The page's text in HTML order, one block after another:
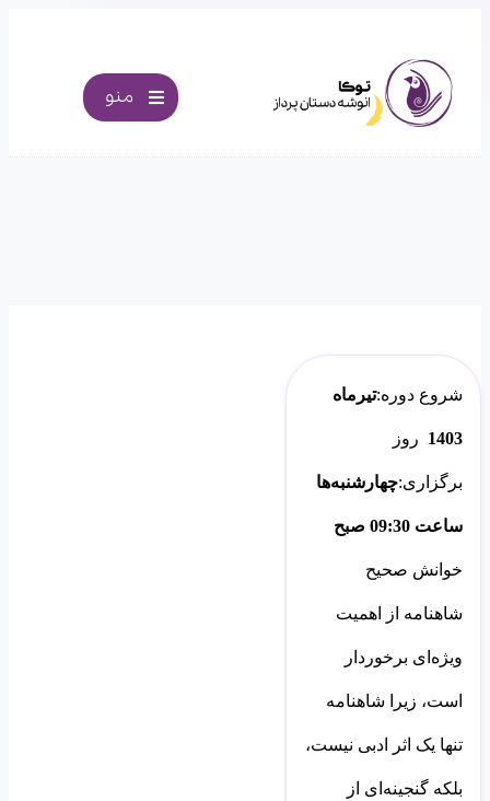
منو
شروع دوره:تیرماه
1403 روز
برگزاری:چهارشنبه‌ها
ساعت 09:30 صبح
خوانش صحیح
شاهنامه از اهمیت
ویژه‌ای برخوردار
است، زیرا شاهنامه
تنها یک اثر ادبی نیست،
بلکه گنجینه‌ای از